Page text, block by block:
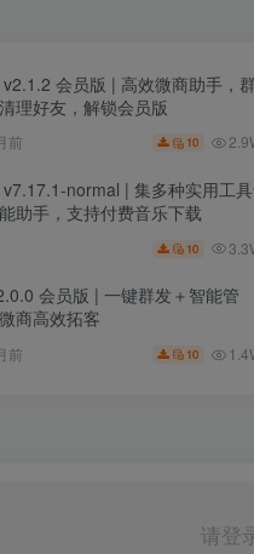
会员版 | 高效微商助手，群
理好友，解锁会员版
前 10
normal | 集多种实用工
助手，支持付费音乐下载
10
会员版 | 一键群发＋智能管
商高效拓客
前 10
请登